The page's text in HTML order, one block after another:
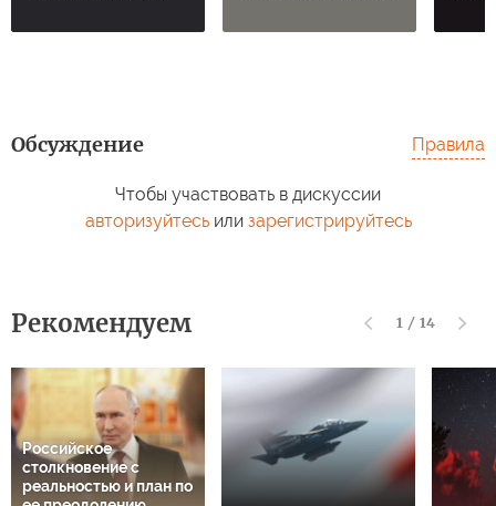
Украину стал
душить топливный
кризис: что
Российский морпех
отбился от медведя
после удара
Обсуждение Правила
Чтобы участвовать в дискуссии
авторизуйтесьили зарегистрируйтесь
Рекомендуем 1 / 14
Российское
столкновение с
реальностью и план по